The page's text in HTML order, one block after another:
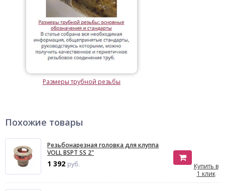
Размеры трубной резьбы
Похожие товары
Резьбонарезная головка для клуппа
VOLL BSPT SS 2"
1 392 руб.
Купить в
1 клик